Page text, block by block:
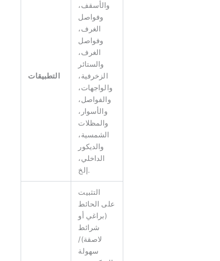
التطبيقات
والأسقف،
وفواصل
الغرف،
وفواصل
الغرف،
والستائر
الزخرفية،
والواجهات،
والفواصل،
والأسوار،
والمظلات
الشمسية،
والديكور
الداخلي،
إلخ.
التثبيت
على الحائط
(براغي أو
شرائط
لاصقة)/
سهولة